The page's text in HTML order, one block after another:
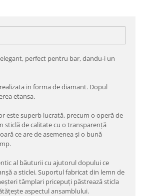
perfect pentru bar, dandu-i un
in forma de diamant. Dopul
etansa.
este superb lucrată, precum o operă de
sticlă de calitate cu o transparență
ce are de asemenea și o bună
al băuturii cu ajutorul dopului ce
a sticlei. Suportul fabricat din lemn de
tâmplari pricepuți păstrează sticla
aspectul ansamblului.